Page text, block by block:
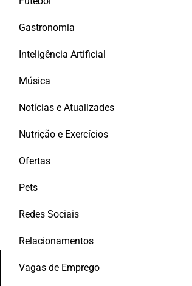
Gastronomia
Inteligência Artificial
Música
Notícias e Atualizades
Nutrição e Exercícios
Ofertas
Pets
Redes Sociais
Relacionamentos
Vagas de Emprego